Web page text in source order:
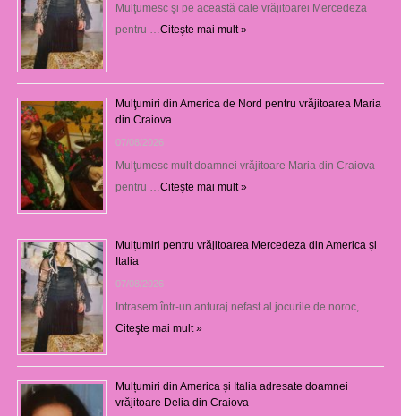
Mulţumesc şi pe această cale vrăjitoarei Mercedeza
pentru … Citeşte mai mult »
Mulţumiri din America de Nord pentru vrăjitoarea Maria
din Craiova
07/08/2026
Mulţumesc mult doamnei vrăjitoare Maria din Craiova
pentru … Citeşte mai mult »
Mulțumiri pentru vrăjitoarea Mercedeza din America și
Italia
07/08/2026
Intrasem într-un anturaj nefast al jocurile de noroc, …
Citeşte mai mult »
Mulțumiri din America și Italia adresate doamnei
vrăjitoare Delia din Craiova